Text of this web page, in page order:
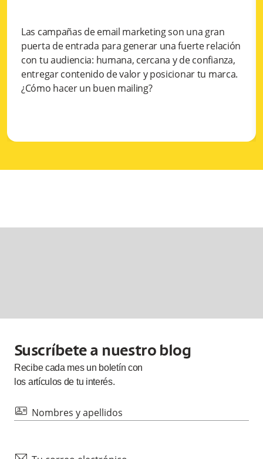
Las campañas de email marketing son una gran
puerta de entrada para generar una fuerte relación
con tu audiencia: humana, cercana y de confianza,
entregar contenido de valor y posicionar tu marca.
¿Cómo hacer un buen mailing?
Suscríbete a nuestro blog
Recibe cada mesun boletín con
los artículos de tu interés.
id Nombres y apellidos